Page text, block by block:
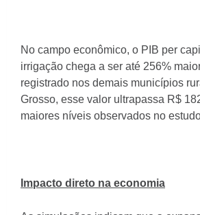
No campo econômico, o PIB per
irrigação chega a ser até 256%
registrado nos demais municípios
Grosso, esse valor ultrapassa R$
maiores níveis observados no
Impacto direto na economia